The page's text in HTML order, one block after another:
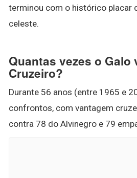
terminou com o histórico placar
celeste.
Quantas vezes o Galo
Cruzeiro?
Durante 56 anos (entre 1965 e
confrontos, com vantagem
contra 78 do Alvinegro e 79